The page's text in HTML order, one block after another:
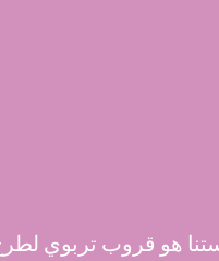
هو قروب تربوي